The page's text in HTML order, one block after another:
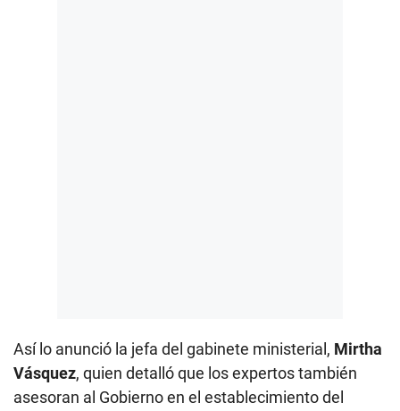
Así lo anunció la jefa del gabinete ministerial, Mirtha
Vásquez, quien detalló que los expertos también
asesoran al Gobierno en el establecimiento del